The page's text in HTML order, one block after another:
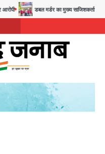
डबल मर्डर का मुख्य साजिशकर्ता क्राइम